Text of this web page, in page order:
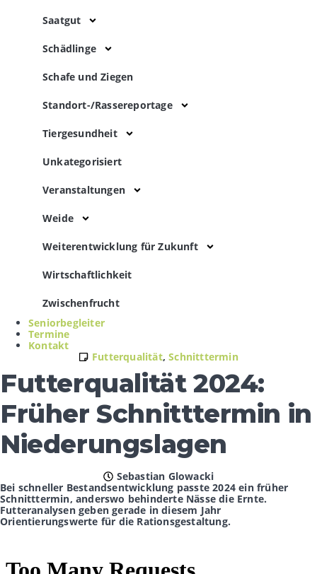
Saatgut
Schädlinge
Schafe und Ziegen
Standort-/Rassereportage
Tiergesundheit
Unkategorisiert
Veranstaltungen
Weide
Weiterentwicklung für Zukunft
Wirtschaftlichkeit
Zwischenfrucht
Seniorbegleiter
Termine
Kontakt
Futterqualität,Schnitttermin
Futterqualität 2024:
Früher Schnitttermin in
Niederungslagen
Sebastian Glowacki
Bei schneller Bestandsentwicklung passte 2024 ein früher
Schnitttermin, anderswo behinderte Nässe die Ernte.
Futteranalysen geben gerade in diesem Jahr
Orientierungswerte für die Rationsgestaltung.